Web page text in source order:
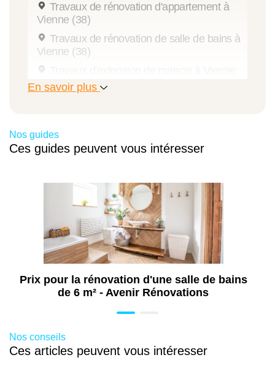
Travaux de rénovation d'appartement à
Vienne (38)
Travaux de rénovation de salle de bains à
Vienne (38)
(38)
Travaux de plomberie à Vienne (38)
Travaux de rénovation de cuisine à Vienne
Travaux d'isolation à Vienne (38)
Travaux de rénovation intérieure à Vienne
(38)
Isolation mur intérieur à Pau Nord (64)
Travaux d'aménagement de salle de bains
PMR à Vienne (38)
Installation douche sécurisée pour senior
et PMR à Vienne (38)
En savoir plus
Nos guides
Ces guides peuvent vous intéresser
Prix pour la rénovation d'une salle de bains
de 6 m² - Avenir Rénovations
Nos conseils
Ces articles peuvent vous intéresser